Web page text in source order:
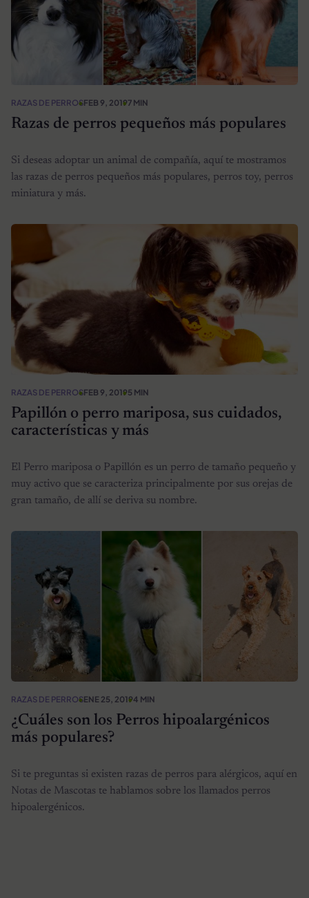
RAZAS DE PERROSFEB 9, 20197 MIN
Razas de perros pequeños más populares
Si deseas adoptar un animal de compañía, aquí te mostramos
las razas de perros pequeños más populares, perros toy, perros
miniatura y más.
RAZAS DE PERROSFEB 9, 20195 MIN
Papillón o perro mariposa, sus cuidados,
características y más
El Perro mariposa o Papillón es un perro de tamaño pequeño y
muy activo que se caracteriza principalmente por sus orejas de
gran tamaño, de allí se deriva su nombre.
RAZAS DE PERROSENE 25, 20194 MIN
¿Cuáles son los Perros hipoalargénicos
más populares?
Si te preguntas si existen razas de perros para alérgicos, aquí en
Notas de Mascotas te hablamos sobre los llamados perros
hipoalergénicos.